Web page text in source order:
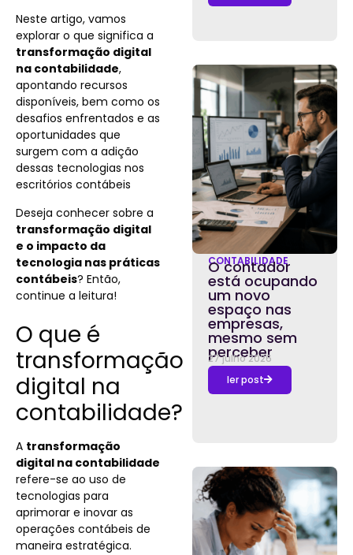
Neste artigo, vamos
explorar o que significa a
transformação digital
na contabilidade,
apontando recursos
disponíveis, bem como os
desafios enfrentados e as
oportunidades que
surgem com a adição
dessas tecnologias nos
escritórios contábeis
Deseja conhecer sobre a
transformação digital
e o impacto da
tecnologia nas práticas
contábeis? Então,
continue a leitura!
O que é
transformação
digital na
contabilidade?
A transformação
digital na contabilidade
refere-se ao uso de
tecnologias para
aprimorar e inovar as
operações contábeis de
maneira estratégica.
CONTABILIDADE
O contador
está ocupando
um novo
espaço nas
empresas,
mesmo sem
perceber
27 julho 2026
ler post